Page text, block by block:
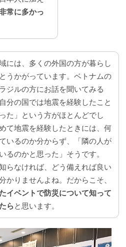
常に多かっ
には、多くの外国の方が暮らし
うかがっています。ベトナムの
ジルの方にお話を聞いてみる
分の国では地震を経験したこと
た」という方がほとんどでし
て地震を経験したときには、何
いるのか分からず、「隣の人が
るのかと思った」そうです。
らなければ、どう備えれば良い
かりませんよね。だからこそ、
イベントで防災について知って
らと思います。